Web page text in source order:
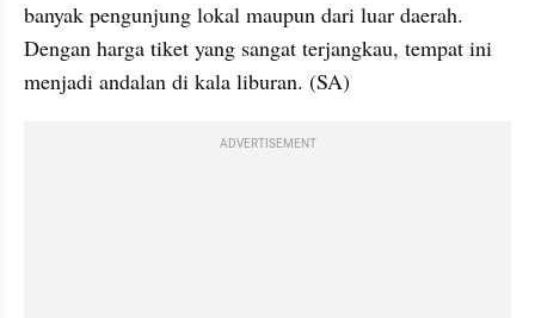
banyak pengunjung lokal maupun dari luar daerah.
Dengan harga tiket yang sangat terjangkau, tempat ini
menjadi andalan di kala liburan. (SA)
ADVERTISEMENT